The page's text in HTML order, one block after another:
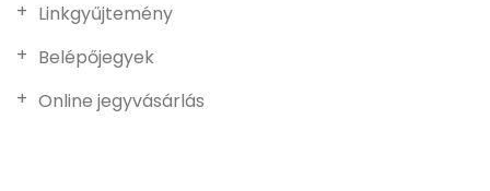
Linkgyűjtemény
Belépőjegyek
Online jegyvásárlás